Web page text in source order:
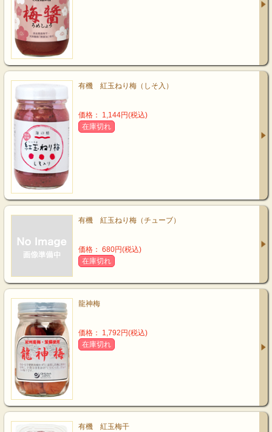
有機 紅玉ねり梅（しそ入）
価格： 1,144円(税込)
在庫切れ
有機 紅玉ねり梅（チューブ）
価格： 680円(税込)
在庫切れ
龍神梅
価格： 1,792円(税込)
在庫切れ
有機 紅玉梅干